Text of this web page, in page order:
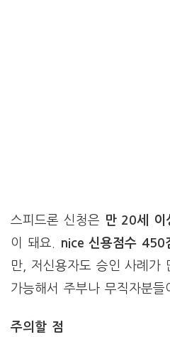
스피드론 신청은 만 20세 이
이 돼요.
nice 신용점수 450
만, 저신용자도 승인 사례가
가능해서 주부나 무직자분들
주의할 점